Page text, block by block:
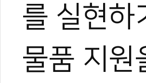
를 실현하
물품 지원